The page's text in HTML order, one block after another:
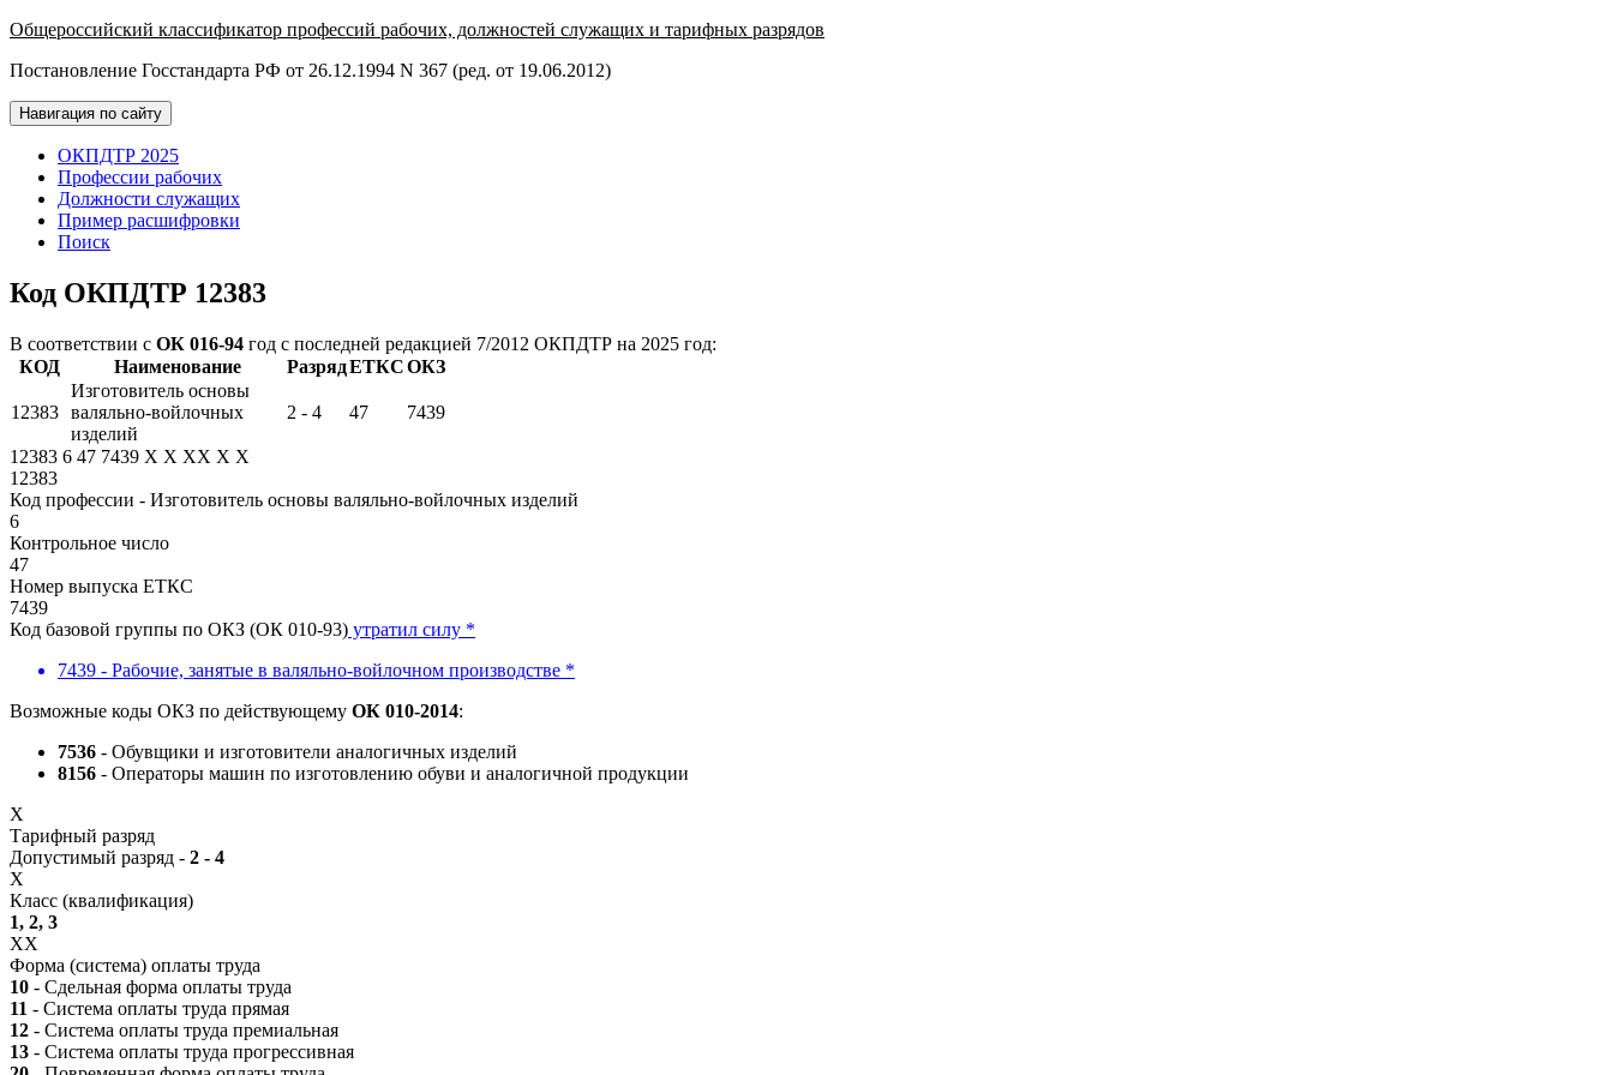
Общероссийский классификатор профессий рабочих, должностей служащих и тарифных разрядов
Постановление Госстандарта РФ от 26.12.1994 N 367 (ред. от 19.06.2012)
Навигация по сайту
ОКПДТР 2025
Профессии рабочих
Должности служащих
Пример расшифровки
Поиск
Код ОКПДТР 12383
В соответствии с ОК 016-94 год с последней редакцией 7/2012 ОКПДТР на 2025 год:
КОД
Наименование РазрядЕТКСОКЗ
12383
Изготовитель основы
валяльно-войлочных
изделий
2 - 4 47 7439
12383 6 47 7439 X X XX X X
12383
Код профессии - Изготовитель основы валяльно-войлочных изделий
6
Контрольное число
47
Номер выпуска ЕТКС
7439
Код базовой группы по ОКЗ (ОК 010-93) утратил силу *
7439 - Рабочие, занятые в валяльно-войлочном производстве *
Возможные коды ОКЗ по действующему ОК 010-2014:
7536 - Обувщики и изготовители аналогичных изделий
8156 - Операторы машин по изготовлению обуви и аналогичной продукции
X
Тарифный разряд
Допустимый разряд - 2 - 4
X
Класс (квалификация)
1, 2, 3
XX
Форма (система) оплаты труда
10 - Сдельная форма оплаты труда
11 - Система оплаты труда прямая
12 - Система оплаты труда премиальная
13 - Система оплаты труда прогрессивная